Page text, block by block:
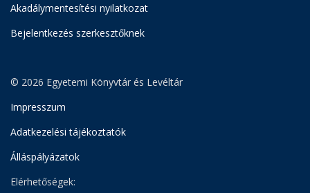
Akadálymentesítési nyilatkozat
Bejelentkezés szerkesztőknek
© 2026 Egyetemi Könyvtár és Levéltár
Impresszum
Adatkezelési tájékoztatók
Álláspályázatok
Elérhetőségek: